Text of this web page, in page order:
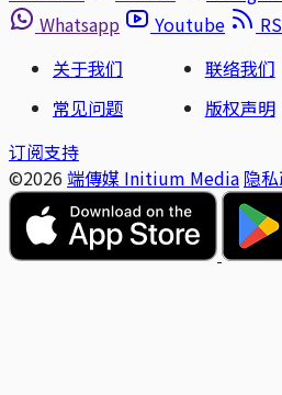
Whatsapp
Youtube
关于我们
联络我们
常见问题
版权声明
订阅支持
©2026 端傳媒 Initium Media 隐